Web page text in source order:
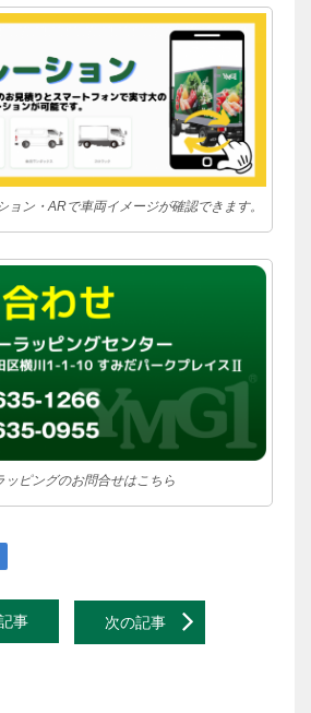
ョン・ARで車両イメージが確認できます。
ッピングのお問合せはこちら
事 次の記事